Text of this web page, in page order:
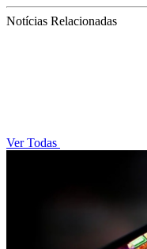
Notícias Relacionadas
Ver Todas